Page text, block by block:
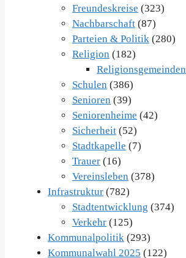
Freundeskreise (323)
Nachbarschaft (87)
Parteien & Politik (280)
Religion (182)
Religionsgemeinden
Schulen (386)
Senioren (39)
Seniorenheime (42)
Sicherheit (52)
Stadtkapelle (7)
Trauer (16)
Vereinsleben (378)
Infrastruktur (782)
Stadtentwicklung (374)
Verkehr (125)
Kommunalpolitik (293)
Kommunalwahl 2025 (122)